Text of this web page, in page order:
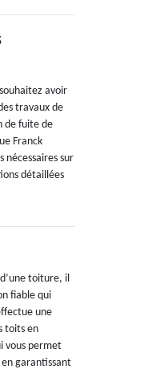
avoir
travaux de
de fuite de
Franck
nécessaires sur
détaillées
toiture, il
fiable qui
une
toits en
vous permet
garantissant